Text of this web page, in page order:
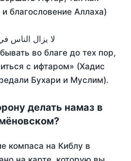
благословение Аллаха)
لا يزال الناس
во благе до тех пор,
с ифтаром» (Хадис
Бухари и Муслим).
делать намаз в
компаса на Киблу в